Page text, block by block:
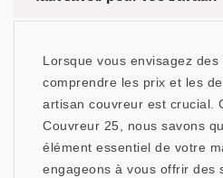
Lorsque vous envisagez
comprendre les prix et les
artisan couvreur est crucial.
Couvreur 25, nous savons
élément essentiel de votre
engageons à vous offrir des